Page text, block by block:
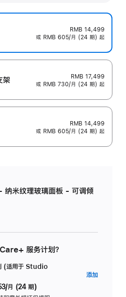
RMB 14,499
或 RMB 605/月 (24 期) 起
架
RMB 17,499
或 RMB 730/月 (24 期) 起
RMB 14,499
或 RMB 605/月 (24 期) 起
米纹理玻璃面板 - 可调倾
服务计划？
(适用于 Studio
月 (24 期)
添加